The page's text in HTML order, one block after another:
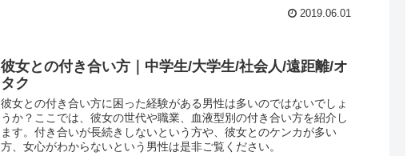
2019.06.01
彼女との付き合い方｜中学生/大学生/社会人/遠距離/オ
タク
彼女との付き合い方に困った経験がある男性は多いのではないでしょ
うか？ここでは、彼女の世代や職業、血液型別の付き合い方を紹介し
ます。付き合いが長続きしないという方や、彼女とのケンカが多い
方、女心がわからないという男性は是非ご覧ください。